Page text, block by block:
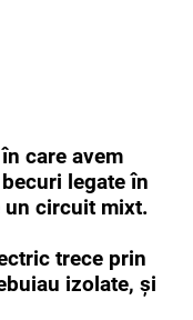
care avem
legate în
un circuit mixt.
trece prin
izolate, şi